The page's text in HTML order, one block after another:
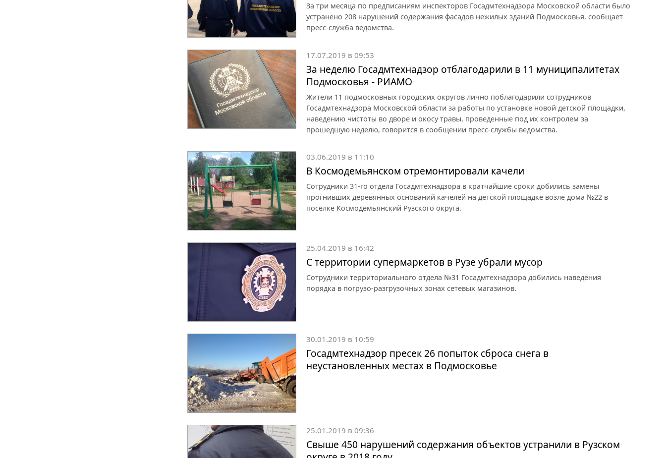
За три месяца по предписаниям инспекторов Госадмтехнадзора Московской области было
устранено 208 нарушений содержания фасадов нежилых зданий Подмосковья, сообщает
пресс-служба ведомства.
17.07.2019 в 09:53
За неделю Госадмтехнадзор отблагодарили в 11 муниципалитетах
Подмосковья - РИАМО
Жители 11 подмосковных городских округов лично поблагодарили сотрудников
Госадмтехнадзора Московской области за работы по установке новой детской площадки,
наведению чистоты во дворе и окосу травы, проведенные под их контролем за
прошедшую неделю, говорится в сообщении пресс-службы ведомства.
03.06.2019 в 11:10
В Космодемьянском отремонтировали качели
Сотрудники 31-го отдела Госадмтехнадзора в кратчайшие сроки добились замены
прогнивших деревянных оснований качелей на детской площадке возле дома №22 в
поселке Космодемьянский Рузского округа.
25.04.2019 в 16:42
С территории супермаркетов в Рузе убрали мусор
Сотрудники территориального отдела №31 Госадмтехнадзора добились наведения
порядка в погрузо-разгрузочных зонах сетевых магазинов.
30.01.2019 в 10:59
Госадмтехнадзор пресек 26 попыток сброса снега в
неустановленных местах в Подмосковье
25.01.2019 в 09:36
Свыше 450 нарушений содержания объектов устранили в Рузском